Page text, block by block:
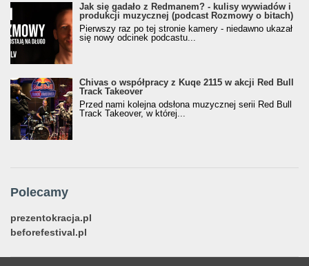
Jak się gadało z Redmanem? - kulisy wywiadów i
produkcji muzycznej (podcast Rozmowy o bitach)
Pierwszy raz po tej stronie kamery - niedawno ukazał
się nowy odcinek podcastu...
Chivas o współpracy z Kuqe 2115 w akcji Red Bull
Track Takeover
Przed nami kolejna odsłona muzycznej serii Red Bull
Track Takeover, w której...
Polecamy
prezentokracja.pl
beforefestival.pl